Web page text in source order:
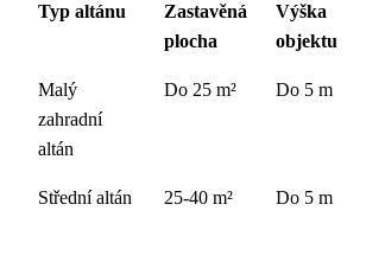
Typ altánu
Zastavěná
plocha
Výška
objektu
Malý
zahradní
altán
Do 25 m² Do 5 m
Střední altán 25-40 m² Do 5 m